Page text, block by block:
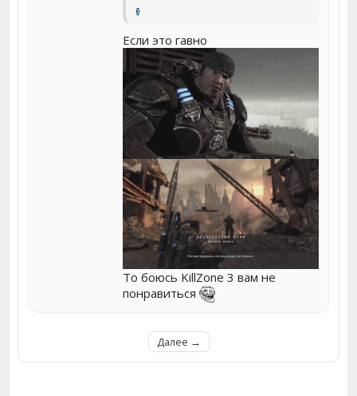
Если это гавно
То боюсь KillZone 3 вам не
понравиться
Далее →